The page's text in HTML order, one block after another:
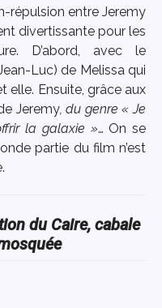
répulsion entre Jeremy
divertissante pour les
D’abord, avec le
Luc) de Melissa qui
elle. Ensuite, grâce aux
Jeremy, du genre « Je
la galaxie »… On se
partie du film n’est
du Caire, cabale